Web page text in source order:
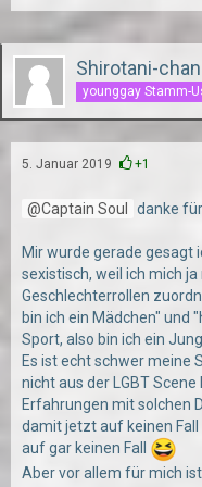
Shirotani-chan
younggay Stamm-
5. Januar 2019 +1
Captain Soul danke
Mir wurde gerade gesagt
sexistisch, weil ich mich
Geschlechterrollen
bin ich ein Mädchen" und
Sport, also bin ich ein
Es ist echt schwer meine
nicht aus der LGBT
Erfahrungen mit solchen
damit jetzt auf keinen
auf gar keinen Fall
Aber vor allem für mich